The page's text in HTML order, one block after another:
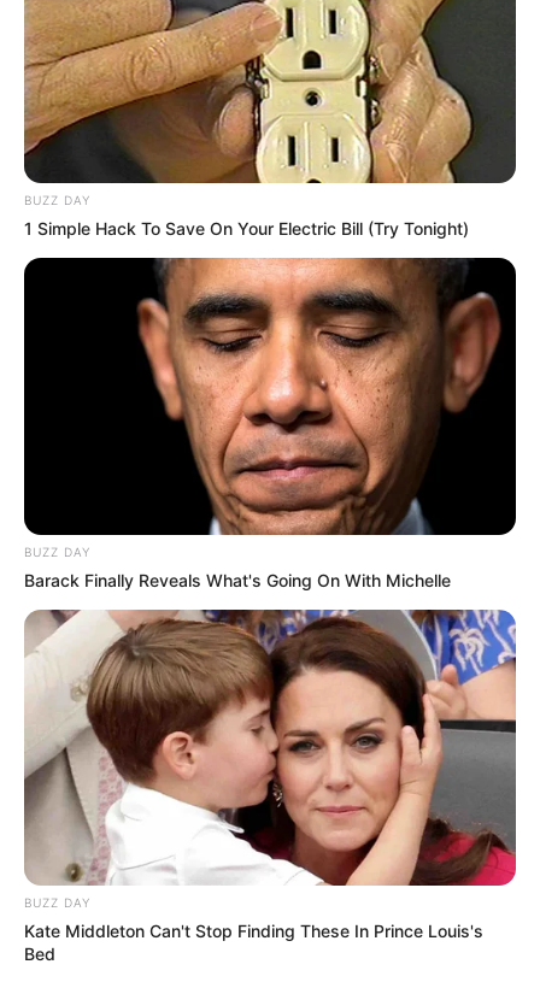
BUZZ DAY
1 Simple Hack To Save On Your Electric Bill (Try Tonight)
BUZZ DAY
Barack Finally Reveals What's Going On With Michelle
BUZZ DAY
Kate Middleton Can't Stop Finding These In Prince Louis's
Bed